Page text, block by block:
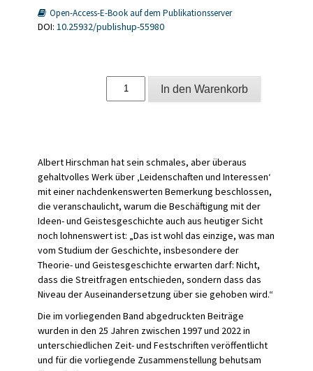
Open-Access-E-Book auf dem Publikationsserver
DOI: 10.25932/publishup-55980
In den Warenkorb
Albert Hirschman hat sein schmales, aber überaus
gehaltvolles Werk über ‚Leidenschaften und Interessen‘
mit einer nachdenkenswerten Bemerkung beschlossen,
die veranschaulicht, warum die Beschäftigung mit der
Ideen- und Geistesgeschichte auch aus heutiger Sicht
noch lohnenswert ist: „Das ist wohl das einzige, was man
vom Studium der Geschichte, insbesondere der
Theorie- und Geistesgeschichte erwarten darf: Nicht,
dass die Streitfragen entschieden, sondern dass das
Niveau der Auseinandersetzung über sie gehoben wird.“
Die im vorliegenden Band abgedruckten Beiträge
wurden in den 25 Jahren zwischen 1997 und 2022 in
unterschiedlichen Zeit- und Festschriften veröffentlicht
und für die vorliegende Zusammenstellung behutsam